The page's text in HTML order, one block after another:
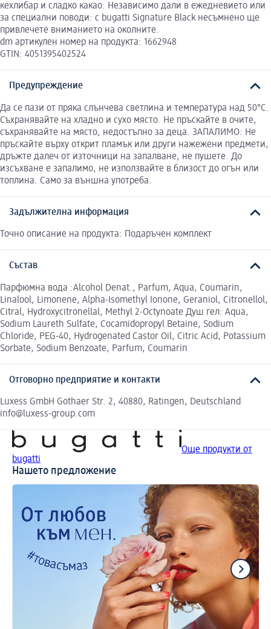
кехлибар и сладко какао. Независимо дали в ежедневието или
за специални поводи: с bugatti Signature Black несъмнено ще
привлечете вниманието на околните.
dm артикулен номер на продукта: 1662948
GTIN: 4051395402524
Предупреждение
Да се пази от пряка слънчева светлина и температура над 50°C.
Съхранявайте на хладно и сухо място. Не пръскайте в очите,
съхранявайте на място, недостъпно за деца. ЗАПАЛИМО: Не
пръскайте върху открит пламък или други нажежени предмети,
дръжте далеч от източници на запалване, не пушете. До
изсъхване е запалимо, не използвайте в близост до огън или
топлина. Само за външна употреба.
Задължителна информация
Точно описание на продукта: Подаръчен комплект
Състав
Парфюмна вода :Alcohol Denat., Parfum, Aqua, Coumarin,
Linalool, Limonene, Alpha-Isomethyl Ionone, Geraniol, Citronellol,
Citral, Hydroxycitronellal, Methyl 2-Octynoate Душ гел: Aqua,
Sodium Laureth Sulfate, Cocamidopropyl Betaine, Sodium
Chloride, PEG-40, Hydrogenated Castor Oil, Citric Acid, Potassium
Sorbate, Sodium Benzoate, Parfum, Coumarin
Отговорно предприятие и контакти
Luxess GmbH Gothaer Str. 2, 40880, Ratingen, Deutschland
info@luxess-group.com
Още продукти от
bugatti
Нашето предложение